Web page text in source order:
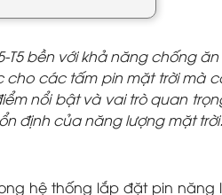
bền với khả năng chống
các tấm pin mặt trời mà
nổi bật và vai trò quan
định của năng lượng mặt trời.
hệ thống lắp đặt pin năng